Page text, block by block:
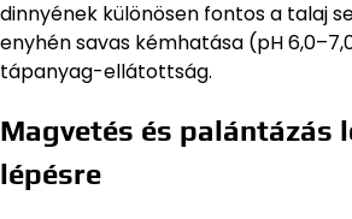
dinnyének különösen fontos a talaj
enyhén savas kémhatása (pH
tápanyag-ellátottság.
Magvetés és palántázás
lépésre